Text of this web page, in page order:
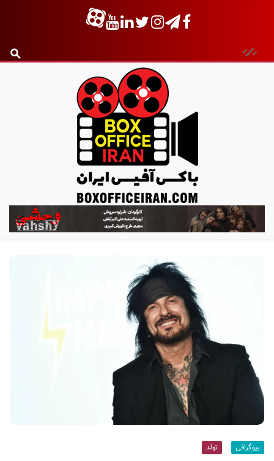
ب
ا
ک
ی
س
ا
ن
بیوگرافی تولد